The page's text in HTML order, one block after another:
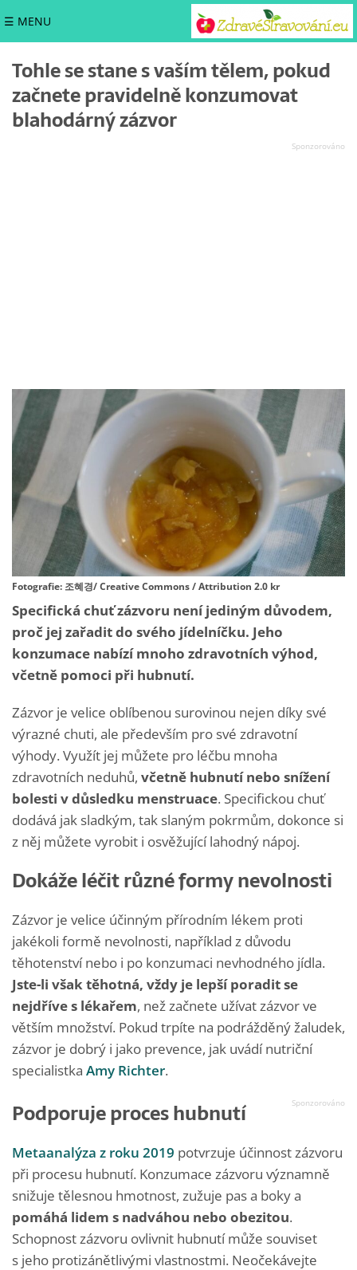
☰ MENU
Tohle se stane s vaším tělem, pokud
začnete pravidelně konzumovat
blahodárný zázvor
Fotografie: 조혜경/ Creative Commons / Attribution 2.0 kr
Specifická chuť zázvoru není jediným důvodem,
proč jej zařadit do svého jídelníčku. Jeho
konzumace nabízí mnoho zdravotních výhod,
včetně pomoci při hubnutí.
Zázvor je velice oblíbenou surovinou nejen díky své
výrazné chuti, ale především pro své zdravotní
výhody. Využít jej můžete pro léčbu mnoha
zdravotních neduhů, včetně hubnutí nebo snížení
bolesti v důsledku menstruace. Specifickou chuť
dodává jak sladkým, tak slaným pokrmům, dokonce si
z něj můžete vyrobit i osvěžující lahodný nápoj.
Dokáže léčit různé formy nevolnosti
Zázvor je velice účinným přírodním lékem proti
jakékoli formě nevolnosti, například z důvodu
těhotenství nebo i po konzumaci nevhodného jídla.
Jste-li však těhotná, vždy je lepší poradit se
nejdříve s lékařem, než začnete užívat zázvor ve
větším množství. Pokud trpíte na podrážděný žaludek,
zázvor je dobrý i jako prevence, jak uvádí nutriční
specialistka Amy Richter.
Podporuje proces hubnutí
Metaanalýza z roku 2019 potvrzuje účinnost zázvoru
při procesu hubnutí. Konzumace zázvoru významně
snižuje tělesnou hmotnost, zužuje pas a boky a
pomáhá lidem s nadváhou nebo obezitou.
Schopnost zázvoru ovlivnit hubnutí může souviset
s jeho protizánětlivými vlastnostmi. Neočekávejte